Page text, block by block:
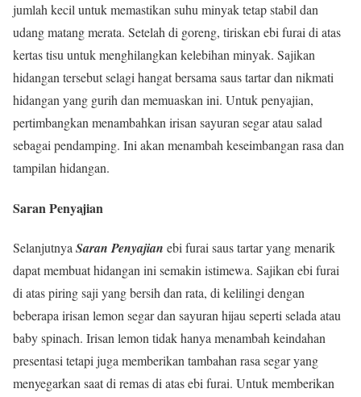
jumlah kecil untuk memastikan suhu minyak tetap stabil dan
udang matang merata. Setelah di goreng, tiriskan ebi furai di atas
kertas tisu untuk menghilangkan kelebihan minyak. Sajikan
hidangan tersebut selagi hangat bersama saus tartar dan nikmati
hidangan yang gurih dan memuaskan ini. Untuk penyajian,
pertimbangkan menambahkan irisan sayuran segar atau salad
sebagai pendamping. Ini akan menambah keseimbangan rasa dan
tampilan hidangan.
Saran Penyajian
Selanjutnya Saran Penyajian ebi furai saus tartar yang menarik
dapat membuat hidangan ini semakin istimewa. Sajikan ebi furai
di atas piring saji yang bersih dan rata, di kelilingi dengan
beberapa irisan lemon segar dan sayuran hijau seperti selada atau
baby spinach. Irisan lemon tidak hanya menambah keindahan
presentasi tetapi juga memberikan tambahan rasa segar yang
menyegarkan saat di remas di atas ebi furai. Untuk memberikan